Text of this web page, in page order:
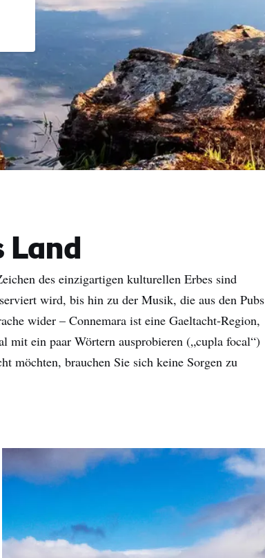
Land
des einzigartigen kulturellen Erbes sind
wird, bis hin zu der Musik, die aus den Pubs
wider – Connemara ist eine Gaeltacht-Region,
mit ein paar Wörtern ausprobieren („cupla focal“)
möchten, brauchen Sie sich keine Sorgen zu